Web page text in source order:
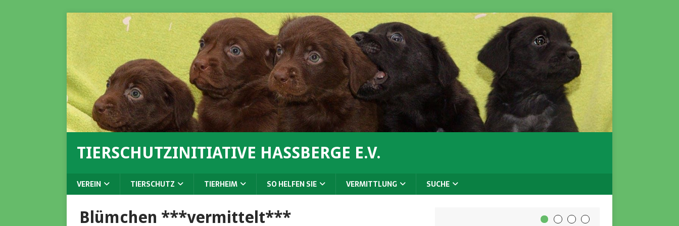
TIERSCHUTZINITIATIVE HASSBERGE E.V.
VEREIN TIERSCHUTZ TIERHEIM SO HELFEN SIE VERMITTLUNG SUCHE
Blümchen ***vermittelt***